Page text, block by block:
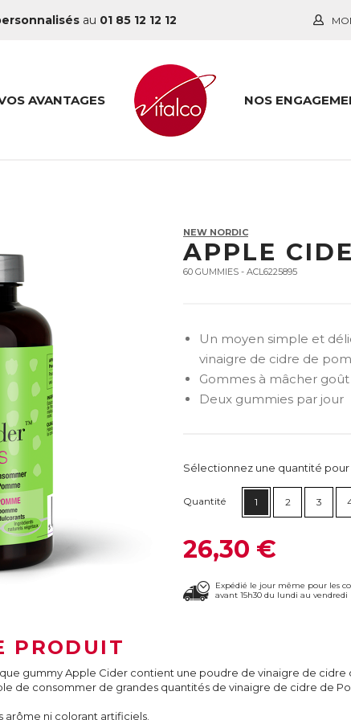
au 01 85 12 12 12
AVANTAGES NOS
NEW NORDIC
APPLE
60 GUMMIES - ACL6225895
Un moyen simple et
vinaigre de cidre de
Gommes à mâcher
Deux gummies par jour
Sélectionnez une quantité
Quantité 1 2 3
26,30 €
Expédié le jour même pour les
avant 15h30 du lundi au vendredi
PRODUIT
gummy Apple Cider contient une poudre de vinaigre de
de consommer de grandes quantités de vinaigre de cidre de
arôme ni colorant artificiels.